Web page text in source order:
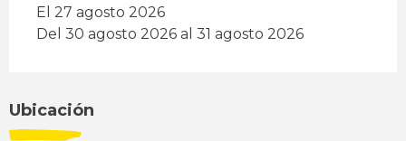
El 27 agosto 2026
Del 30 agosto 2026 al 31 agosto 2026
Ubicación